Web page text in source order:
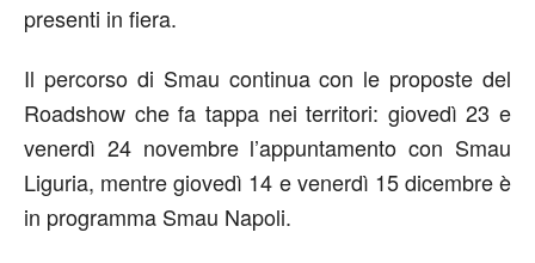
presenti in fiera.
Il percorso di Smau continua con le proposte del
Roadshow che fa tappa nei territori: giovedì 23 e
venerdì 24 novembre l’appuntamento con Smau
Liguria, mentre giovedì 14 e venerdì 15 dicembre è
in programma Smau Napoli.